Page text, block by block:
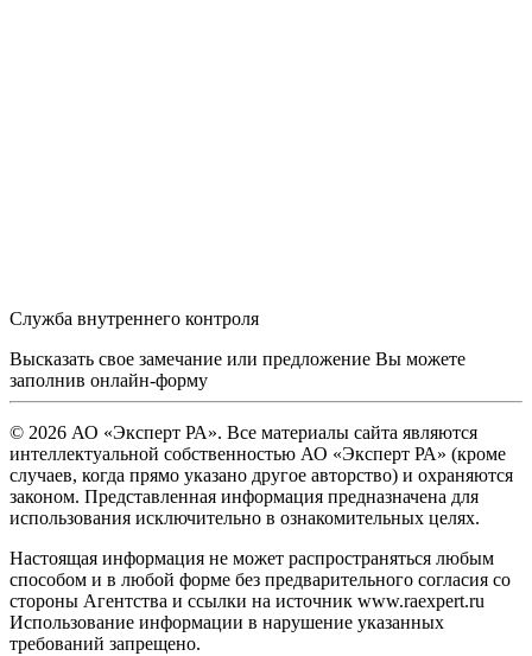
Служба внутреннего контроля
Высказать свое замечание или предложение Вы можете
заполнив онлайн-форму
© 2026 АО «Эксперт РА». Все материалы сайта являются
интеллектуальной собственностью АО «Эксперт РА» (кроме
случаев, когда прямо указано другое авторство) и охраняются
законом. Представленная информация предназначена для
использования исключительно в ознакомительных целях.
Настоящая информация не может распространяться любым
способом и в любой форме без предварительного согласия со
стороны Агентства и ссылки на источник www.raexpert.ru
Использование информации в нарушение указанных
требований запрещено.